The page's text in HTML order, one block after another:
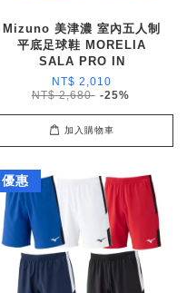
Mizuno 美津濃 室內五人制
平底足球鞋 MORELIA
SALA PRO IN
NT$ 2,010
NT$ 2,680 -25%
加入購物車
優惠